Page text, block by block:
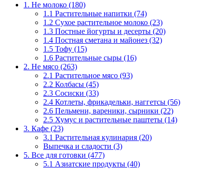
1. Не молоко (180)
1.1 Растительные напитки (74)
1.2 Сухое растительное молоко (23)
1.3 Постные йогурты и десерты (20)
1.4 Постная сметана и майонез (32)
1.5 Тофу (15)
1.6 Растительные сыры (16)
2. Не мясо (263)
2.1 Растительное мясо (93)
2.2 Колбасы (45)
2.3 Сосиски (33)
2.4 Котлеты, фрикадельки, наггетсы (56)
2.6 Пельмени, вареники, сырники (22)
2.5 Хумус и растительные паштеты (14)
3. Кафе (23)
3.1 Растительная кулинария (20)
Выпечка и сладости (3)
5. Все для готовки (477)
5.1 Азиатские продукты (40)